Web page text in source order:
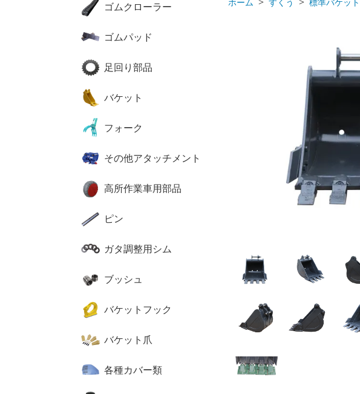
ゴムクローラー
ゴムパッド
足回り部品
バケット
フォーク
その他アタッチメント
高所作業車用部品
ピン
ガタ調整用シム
ブッシュ
バケットフック
バケット爪
各種カバー類
ホーム > すくう > 標準バケット